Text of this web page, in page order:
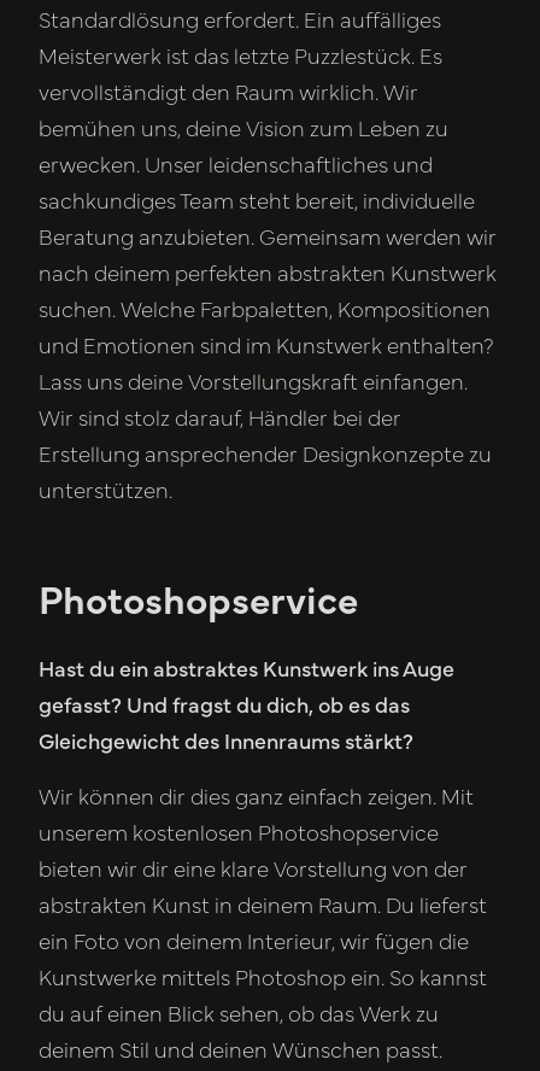
Standardlösung erfordert. Ein auffälliges
Meisterwerk ist das letzte Puzzlestück. Es
vervollständigt den Raum wirklich. Wir
bemühen uns, deine Vision zum Leben zu
erwecken. Unser leidenschaftliches und
sachkundiges Team steht bereit, individuelle
Beratung anzubieten. Gemeinsam werden wir
nach deinem perfekten abstrakten Kunstwerk
suchen. Welche Farbpaletten, Kompositionen
und Emotionen sind im Kunstwerk enthalten?
Lass uns deine Vorstellungskraft einfangen.
Wir sind stolz darauf, Händler bei der
Erstellung ansprechender Designkonzepte zu
unterstützen.
Photoshopservice
Hast du ein abstraktes Kunstwerk ins Auge
gefasst? Und fragst du dich, ob es das
Gleichgewicht des Innenraums stärkt?
Wir können dir dies ganz einfach zeigen. Mit
unserem kostenlosen Photoshopservice
bieten wir dir eine klare Vorstellung von der
abstrakten Kunst in deinem Raum. Du lieferst
ein Foto von deinem Interieur, wir fügen die
Kunstwerke mittels Photoshop ein. So kannst
du auf einen Blick sehen, ob das Werk zu
deinem Stil und deinen Wünschen passt.